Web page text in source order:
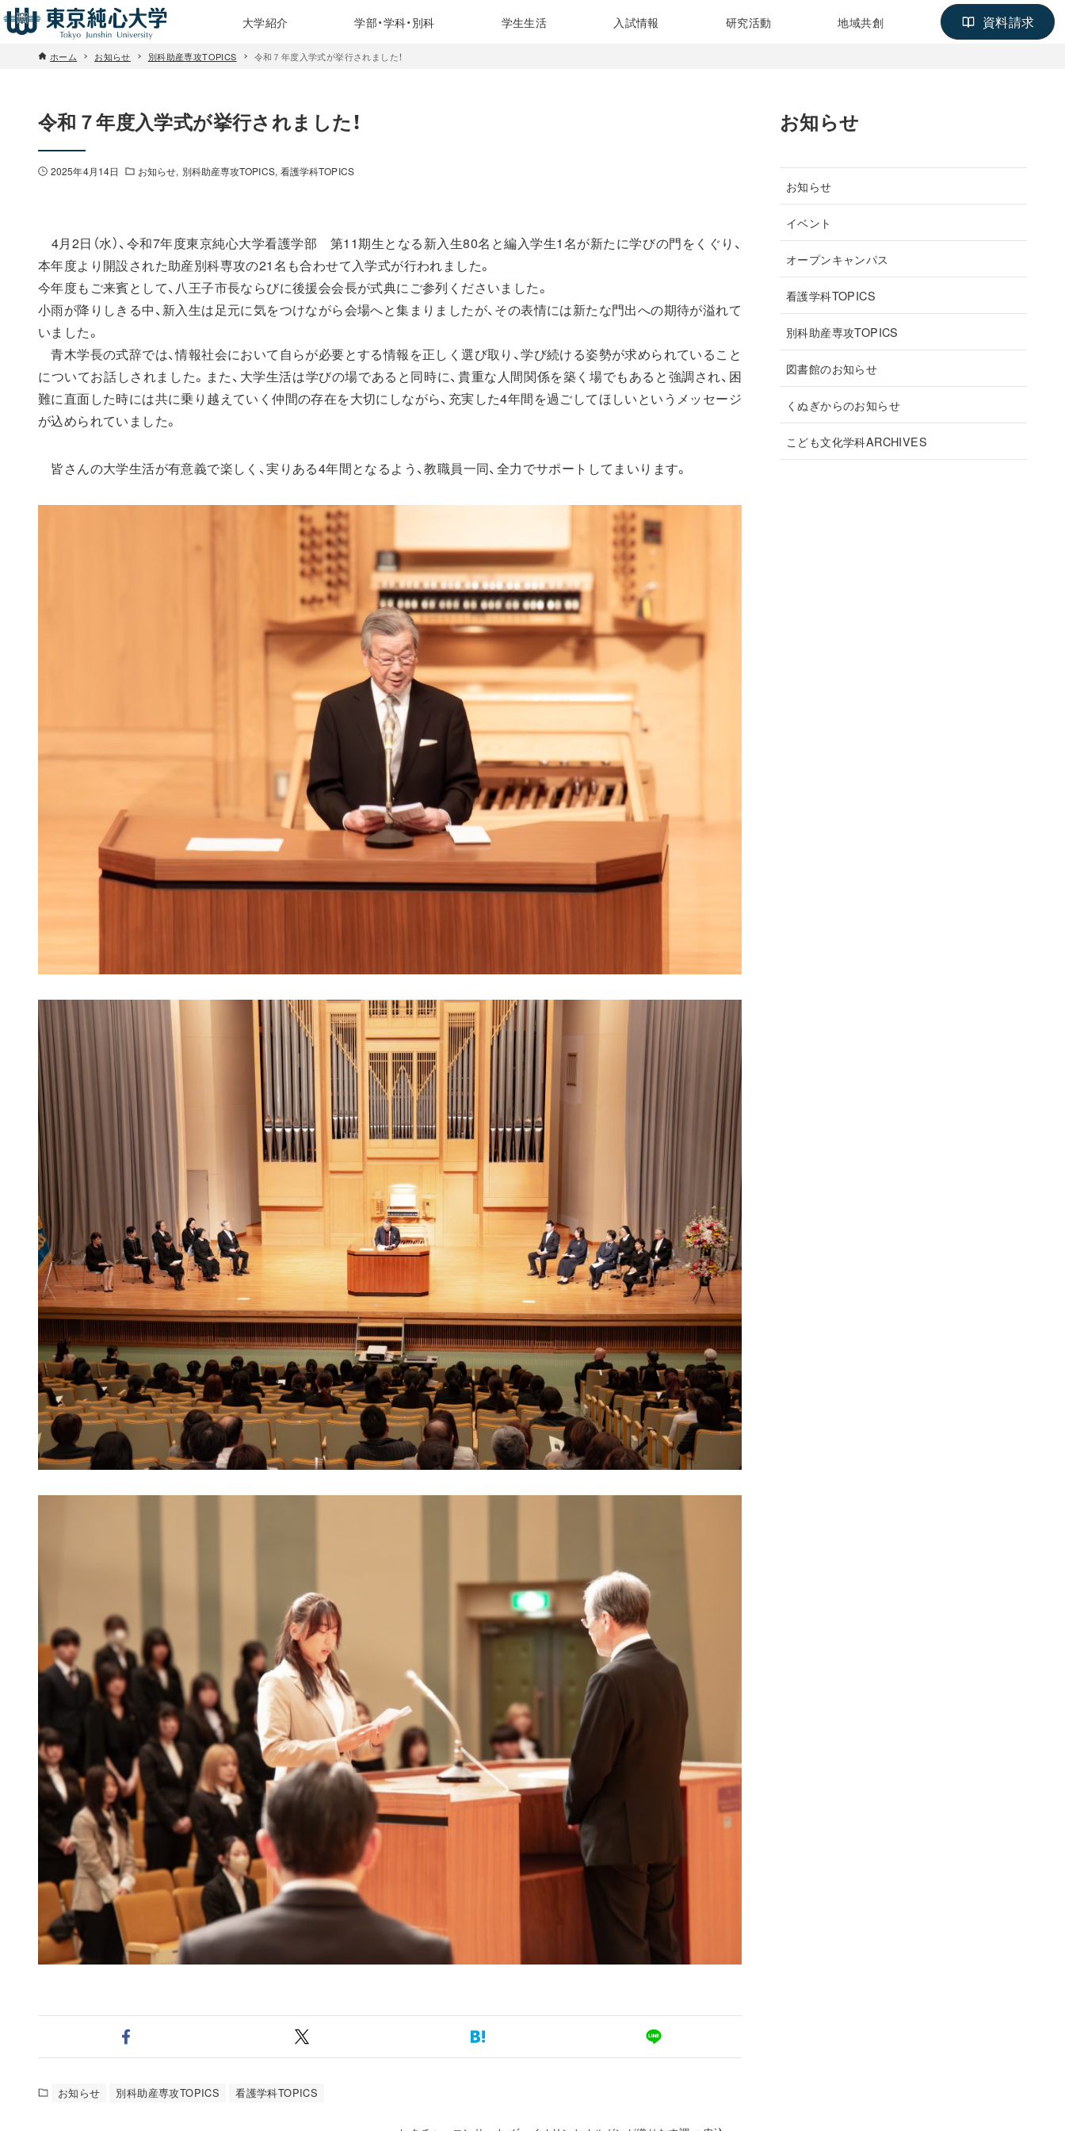
大学紹介 学部・学科・別科 学生生活 入試情報 研究活動 地域共創 資料請求
ホーム お知らせ 別科助産専攻TOPICS 令和７年度入学式が挙行されました！
令和７年度入学式が挙行されました！
2025年4月14日 お知らせ 別科助産専攻TOPICS 看護学科TOPICS
4月2日（水）、令和7年度東京純心大学看護学部 第11期生となる新入生80名と編入学生1名が新たに学びの門をくぐり、
本年度より開設された助産別科専攻の21名も合わせて入学式が行われました。
今年度もご来賓として、八王子市長ならびに後援会会長が式典にご参列くださいました。
小雨が降りしきる中、新入生は足元に気をつけながら会場へと集まりましたが、その表情には新たな門出への期待が溢れて
いました。
青木学長の式辞では、情報社会において自らが必要とする情報を正しく選び取り、学び続ける姿勢が求められていること
についてお話しされました。また、大学生活は学びの場であると同時に、貴重な人間関係を築く場でもあると強調され、困
難に直面した時には共に乗り越えていく仲間の存在を大切にしながら、充実した4年間を過ごしてほしいというメッセージ
が込められていました。
皆さんの大学生活が有意義で楽しく、実りある4年間となるよう、教職員一同、全力でサポートしてまいります。
お知らせ 別科助産専攻TOPICS 看護学科TOPICS
お知らせ
お知らせ
イベント
オープンキャンパス
看護学科TOPICS
別科助産専攻TOPICS
図書館のお知らせ
くぬぎからのお知らせ
こども文化学科ARCHIVES